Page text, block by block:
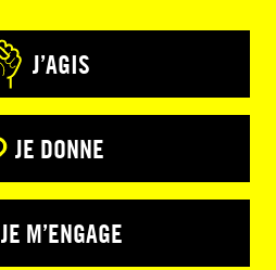
J’AGIS
JE DONNE
JE M’ENGAGE